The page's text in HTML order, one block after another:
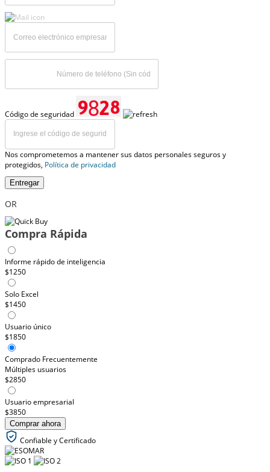
Código de seguridad
Nos comprometemos a mantener sus datos personales seguros y
protegidos, Política de privacidad
Entregar
OR
Compra Rápida
Informe rápido de inteligencia
$1250
Solo Excel
$1450
Usuario único
$1850
Comprado Frecuentemente
Múltiples usuarios
$2850
Usuario empresarial
$3850
Comprar ahora
Confiable y Certificado